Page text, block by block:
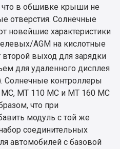
что в обшивке крыши не
отверстия. Солнечные
новейшие характеристики
AGM на кислотные
выход для зарядки
для удаленного дисплея
Солнечные контроллеры
MT 110 MC и MT 160 MC
что при
модуль с той же
соединительных
автомобилей с базовой